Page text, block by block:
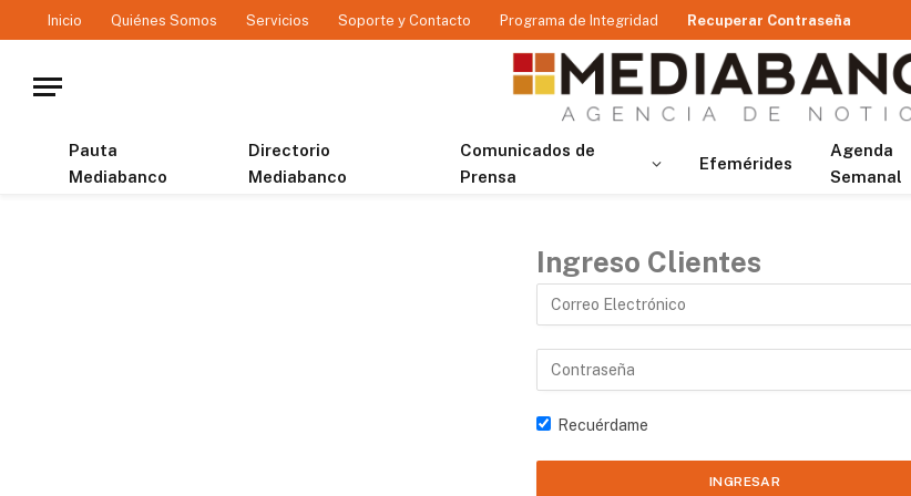
Inicio Quiénes Somos Servicios Soporte y Contacto Programa de Integridad Recuperar Contraseña
Pauta
Mediabanco
Directorio
Mediabanco
Comunicados de
Prensa
Efemérides
Agenda
Semanal
Ingreso Clientes
Recuérdame